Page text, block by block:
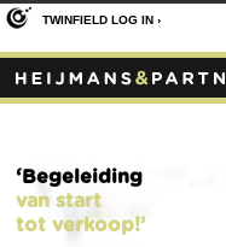
‘Begeleiding
van start
tot verkoop!’
TWINFIELD LOG IN ›